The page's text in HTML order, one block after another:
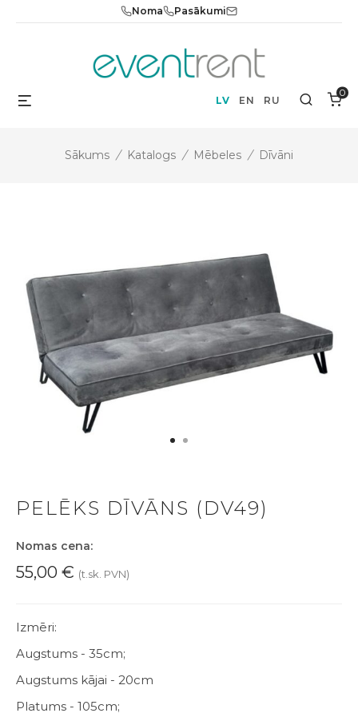
Noma Pasākumi
LV EN RU Search
0
Sākums / Katalogs / Mēbeles / Dīvāni
PELĒKS DĪVĀNS (DV49)
Nomas cena:
55,00 € (t.sk. PVN)
Izmēri:
Augstums - 35cm;
Augstums kājai - 20cm
Platums - 105cm;